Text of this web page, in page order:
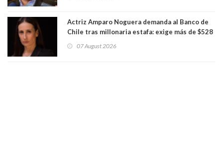
Actriz Amparo Noguera demanda al Banco de
Chile tras millonaria estafa: exige más de $528
07 August 2026